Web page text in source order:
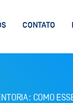
CONTATO
COMO